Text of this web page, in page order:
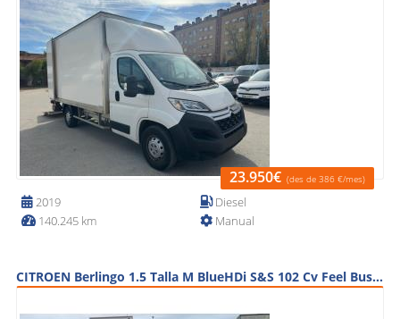
23.950€ (des de 386 €/mes)
2019
140.245 km
Diesel
Manual
CITROEN Berlingo 1.5 Talla M BlueHDi S&S 102 Cv Feel Business 5P